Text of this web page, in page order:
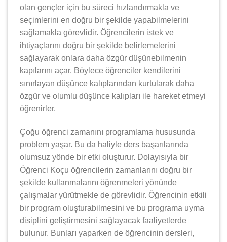
olan gençler için bu süreci hızlandırmakla ve
seçimlerini en doğru bir şekilde yapabilmelerini
sağlamakla görevlidir. Öğrencilerin istek ve
ihtiyaçlarını doğru bir şekilde belirlemelerini
sağlayarak onlara daha özgür düşünebilmenin
kapılarını açar. Böylece öğrenciler kendilerini
sınırlayan düşünce kalıplarından kurtularak daha
özgür ve olumlu düşünce kalıpları ile hareket etmeyi
öğrenirler.
Çoğu öğrenci zamanını programlama hususunda
problem yaşar. Bu da haliyle ders başarılarında
olumsuz yönde bir etki oluşturur. Dolayısıyla bir
Öğrenci Koçu öğrencilerin zamanlarını doğru bir
şekilde kullanmalarını öğrenmeleri yönünde
çalışmalar yürütmekle de görevlidir. Öğrencinin etkili
bir program oluşturabilmesini ve bu programa uyma
disiplini geliştirmesini sağlayacak faaliyetlerde
bulunur. Bunları yaparken de öğrencinin dersleri,